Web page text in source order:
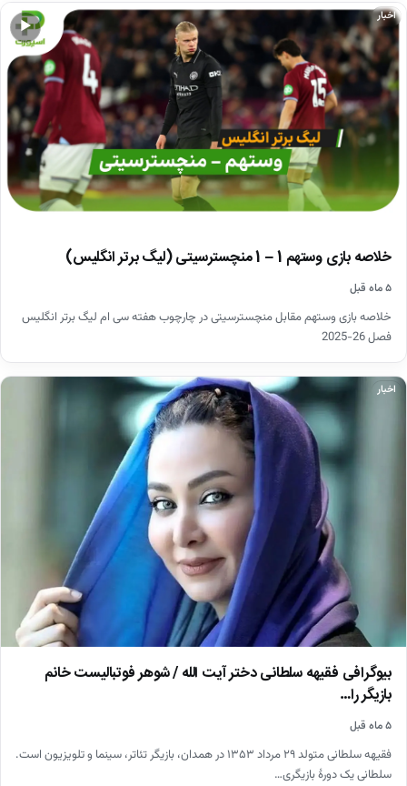
▶
اخبار
خلاصه بازی وستهم 1 – 1 منچسترسیتی (لیگ برتر انگلیس)
۵ ماه قبل
خلاصه بازی وستهم مقابل منچسترسیتی در چارچوب هفته سی ام لیگ برتر انگلیس
فصل 26-2025
اخبار
بیوگرافی فقیهه سلطانی دختر آیت الله / شوهر فوتبالیست خانم
بازیگر را…
۵ ماه قبل
فقیهه سلطانی متولد ۲۹ مرداد ۱۳۵۳ در همدان، بازیگر تئاتر، سینما و تلویزیون است.
سلطانی یک دورهٔ بازیگری…